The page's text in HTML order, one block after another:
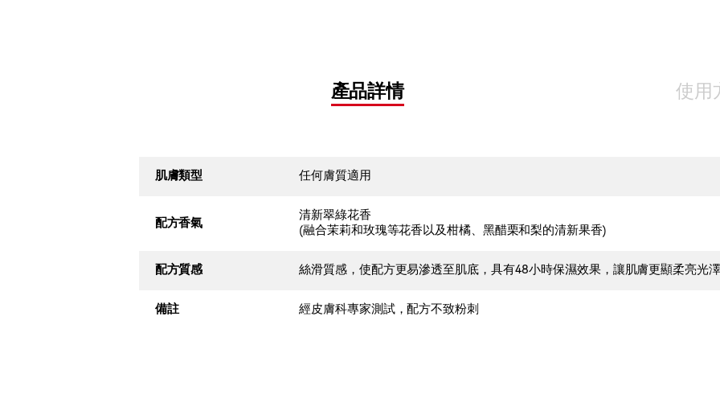
產品詳情 使用
肌膚類型 任何膚質適用
配方香氣
清新翠綠花香
(融合茉莉和玫瑰等花香以及柑橘、黑醋栗和梨的清新果香)
配方質感 絲滑質感，使配方更易滲透至肌底，具有48小時保濕效果，讓肌膚更顯柔亮光澤
備註 經皮膚科專家測試，配方不致粉刺